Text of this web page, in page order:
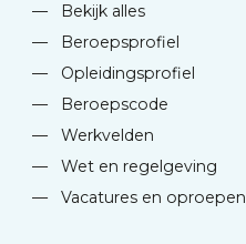
—
Bekijk alles
—
Beroepsprofiel
—
Opleidingsprofiel
—
Beroepscode
—
Werkvelden
—
Wet en regelgeving
—
Vacatures en oproepen